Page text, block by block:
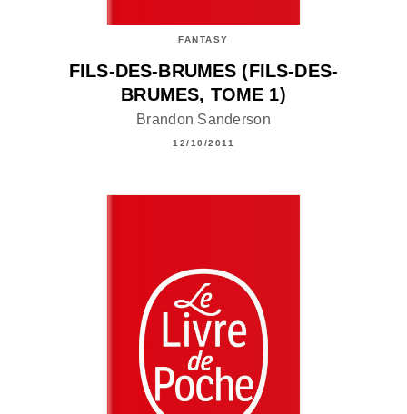
FANTASY
FILS-DES-BRUMES (FILS-DES-
BRUMES, TOME 1)
Brandon Sanderson
12/10/2011